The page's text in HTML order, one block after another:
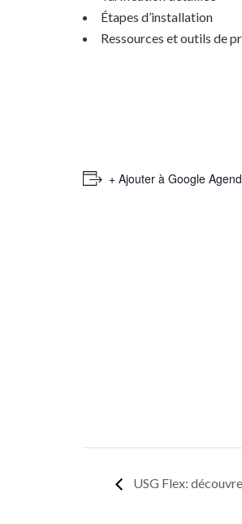
Étapes d’installation
Ressources et outils de
+ Ajouter à Google
USG Flex: